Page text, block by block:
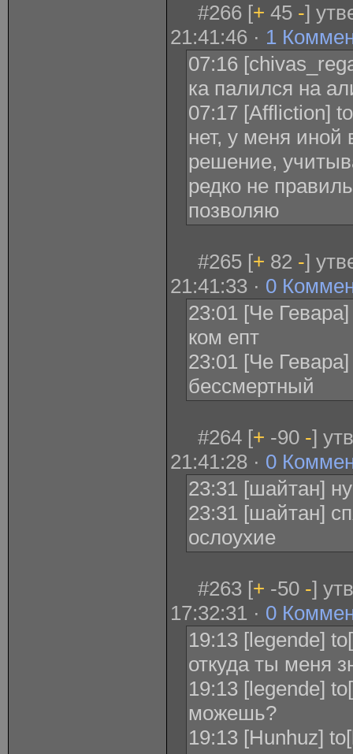
#266 [+ 45 -]
21:41:46 · 1
07:16
ка палился на
07:17 [Affliction]
нет, у меня иной
решение,
редко не
позволяю
#265 [+ 82 -]
21:41:33 · 0
23:01 [Че
ком епт
23:01 [Че
бессмертный
#264 [+ -90 -]
21:41:28 · 0
23:31 [шайтан]
23:31 [шайтан]
ослоухие
#263 [+ -50 -]
17:32:31 · 0
19:13 [legende]
откуда ты меня
19:13 [legende]
можешь?
19:13 [Hunhuz]